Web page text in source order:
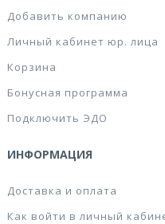
Добавить компанию
Личный кабинет юр. лица
Корзина
Бонусная программа
Подключить ЭДО
ИНФОРМАЦИЯ
Доставка и оплата
Как войти в личный